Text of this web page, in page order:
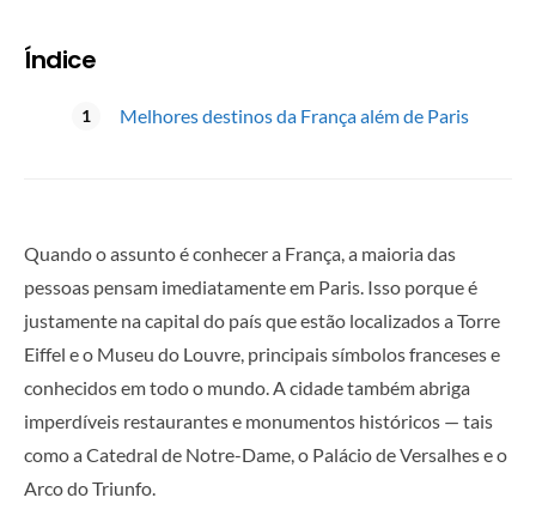
Índice
Melhores destinos da França além de Paris
Quando o assunto é conhecer a França, a maioria das
pessoas pensam imediatamente em Paris. Isso porque é
justamente na capital do país que estão localizados a Torre
Eiffel e o Museu do Louvre, principais símbolos franceses e
conhecidos em todo o mundo. A cidade também abriga
imperdíveis restaurantes e monumentos históricos — tais
como a Catedral de Notre-Dame, o Palácio de Versalhes e o
Arco do Triunfo.